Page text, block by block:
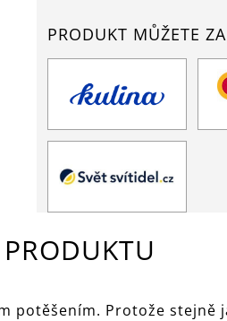
PRODUKT MŮŽETE
potěšením. Protože